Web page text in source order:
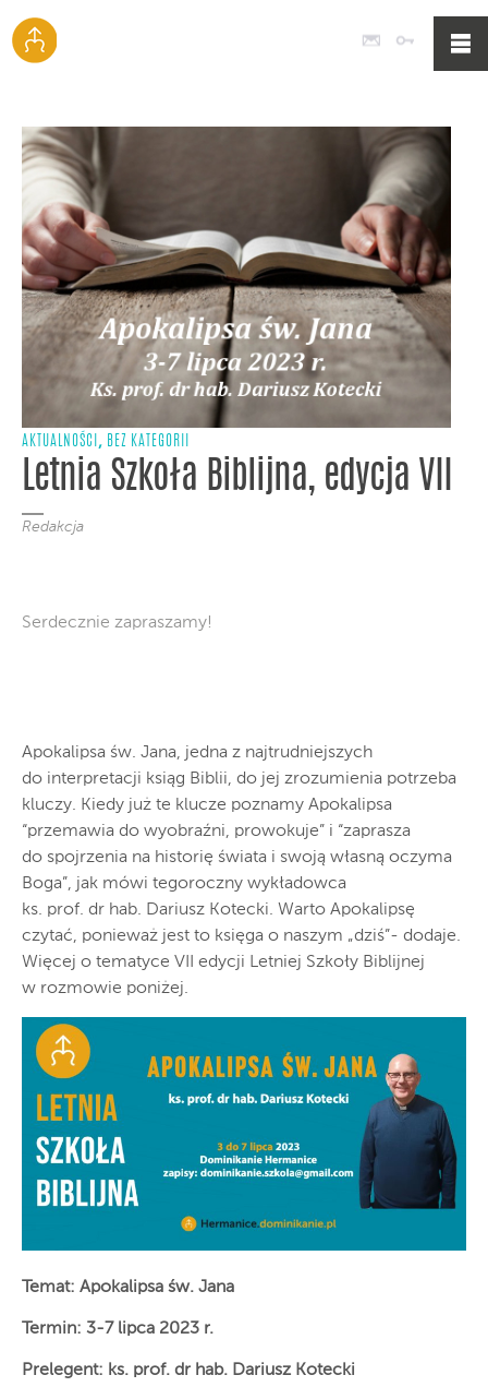
Poczta
AKTUALNOŚCI , BEZ KATEGORII
Letnia Szkoła Biblijna, edycja VII
Redakcja
Serdecznie zapraszamy!
Apokalipsa św. Jana, jedna z najtrudniejszych
do interpretacji ksiąg Biblii, do jej zrozumienia potrzeba
kluczy. Kiedy już te klucze poznamy Apokalipsa
“przemawia do wyobraźni, prowokuje” i “zaprasza
do spojrzenia na historię świata i swoją własną oczyma
Boga”, jak mówi tegoroczny wykładowca
ks. prof. dr hab. Dariusz Kotecki. Warto Apokalipsę
czytać, ponieważ jest to księga o naszym „dziś”- dodaje.
Więcej o tematyce VII edycji Letniej Szkoły Biblijnej
w rozmowie poniżej.
Temat: Apokalipsa św. Jana
Termin: 3-7 lipca 2023 r.
Prelegent: ks. prof. dr hab. Dariusz Kotecki